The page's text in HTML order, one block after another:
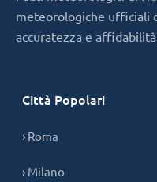
meteorologiche ufficiali
accuratezza e
Città Popolari
› Roma
› Milano